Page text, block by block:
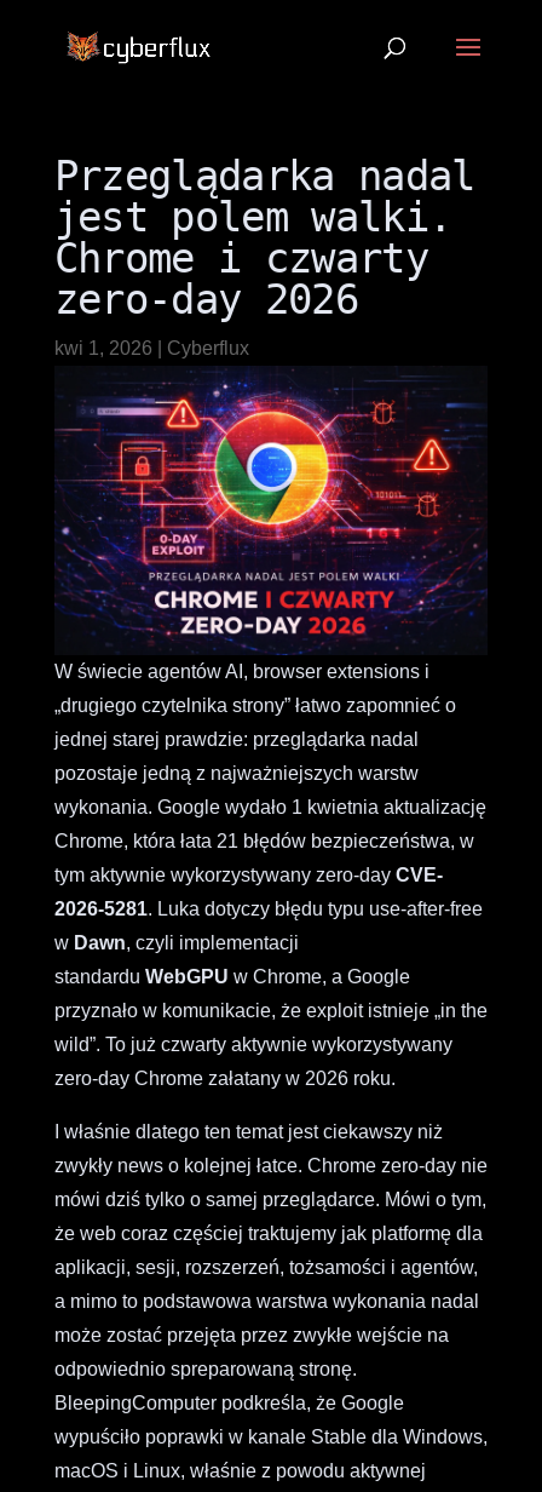
Przeglądarka nadal
jest polem walki.
Chrome i czwarty
zero-day 2026
kwi 1, 2026 Cyberflux
W świecie agentów AI, browser extensions i
„drugiego czytelnika strony” łatwo zapomnieć o
jednej starej prawdzie: przeglądarka nadal
pozostaje jedną z najważniejszych warstw
wykonania. Google wydało 1 kwietnia aktualizację
Chrome, która łata 21 błędów bezpieczeństwa, w
tym aktywnie wykorzystywany zero-day CVE-
2026-5281. Luka dotyczy błędu typu use-after-free
w Dawn, czyli implementacji
standardu WebGPU w Chrome, a Google
przyznało w komunikacie, że exploit istnieje „in the
wild”. To już czwarty aktywnie wykorzystywany
zero-day Chrome załatany w 2026 roku.
I właśnie dlatego ten temat jest ciekawszy niż
zwykły news o kolejnej łatce. Chrome zero-day nie
mówi dziś tylko o samej przeglądarce. Mówi o tym,
że web coraz częściej traktujemy jak platformę dla
aplikacji, sesji, rozszerzeń, tożsamości i agentów,
a mimo to podstawowa warstwa wykonania nadal
może zostać przejęta przez zwykłe wejście na
odpowiednio spreparowaną stronę.
BleepingComputer podkreśla, że Google
wypuściło poprawki w kanale Stable dla Windows,
macOS i Linux, właśnie z powodu aktywnej